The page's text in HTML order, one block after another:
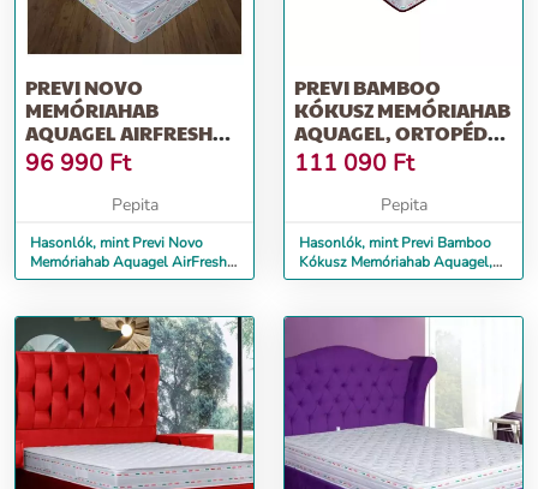
PREVI NOVO
MEMÓRIAHAB
AQUAGEL AIRFRESH
14+5 MATRAC, 140 X
200 CM
96 990 Ft
Pepita
Hasonlók, mint Previ Novo
Memóriahab Aquagel AirFresh
14+5 matrac, 140 x 200 cm
PREVI BAMBOO
KÓKUSZ MEMÓRIAHAB
AQUAGEL, ORTOPÉD
MATRAC, 140 X 200 CM
111 090 Ft
Pepita
Hasonlók, mint Previ Bamboo
Kókusz Memóriahab Aquagel,
ortopéd matrac, 140 x 200 cm